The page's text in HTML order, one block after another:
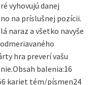
vyhovujú danej
na príslušnej pozícii.
naraz a všetko navyše
hra preverí vašu
balenia:16
kariet tém/písmen24